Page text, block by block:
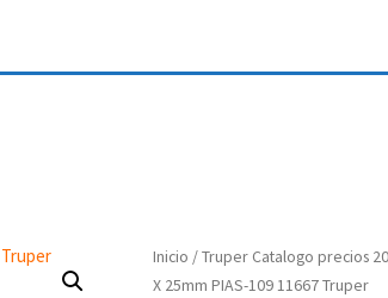
Inicio /Truper Catalogo precios
X 25mm PIAS-109 11667 Truper
Piedra
de